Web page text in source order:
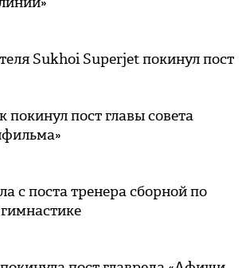
Sukhoi Superjet покинул пост
пост главы совета
с поста тренера сборной по